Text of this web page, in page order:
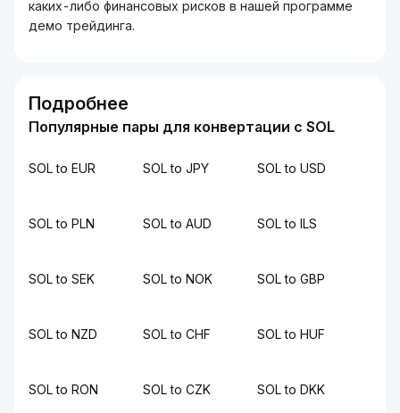
каких-либо финансовых рисков в нашей программе
демо трейдинга.
Подробнее
Популярные пары для конвертации с SOL
SOL to EUR SOL to JPY SOL to USD
SOL to PLN SOL to AUD SOL to ILS
SOL to SEK SOL to NOK SOL to GBP
SOL to NZD SOL to CHF SOL to HUF
SOL to RON SOL to CZK SOL to DKK